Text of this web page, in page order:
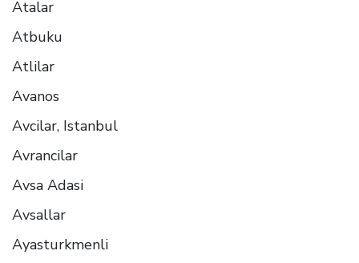
Atalar
Atbuku
Atlilar
Avanos
Avcilar, Istanbul
Avrancilar
Avsa Adasi
Avsallar
Ayasturkmenli